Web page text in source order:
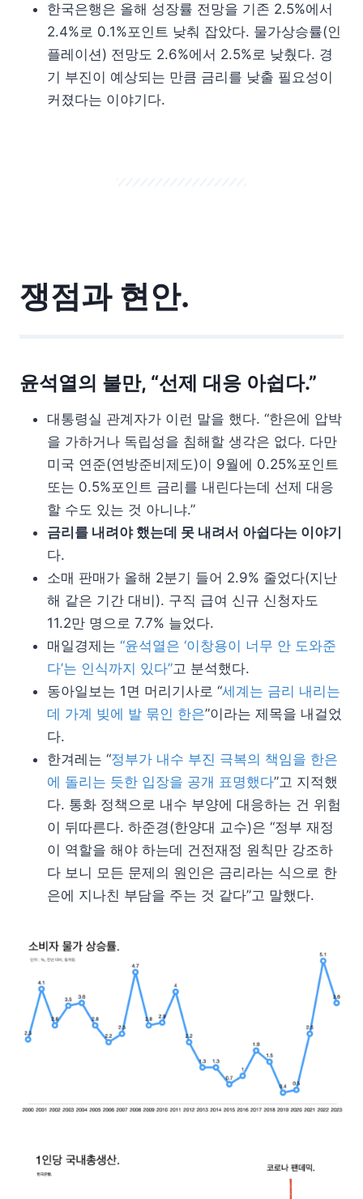
한국은행은 올해 성장률 전망을 기존 2.5%에서
2.4%로 0.1%포인트 낮춰 잡았다. 물가상승률(인
플레이션) 전망도 2.6%에서 2.5%로 낮췄다. 경
기 부진이 예상되는 만큼 금리를 낮출 필요성이
커졌다는 이야기다.
쟁점과 현안.
윤석열의 불만, “선제 대응 아쉽다.”
대통령실 관계자가 이런 말을 했다. “한은에 압박
을 가하거나 독립성을 침해할 생각은 없다. 다만
미국 연준(연방준비제도)이 9월에 0.25%포인트
또는 0.5%포인트 금리를 내린다는데 선제 대응
할 수도 있는 것 아니냐.”
금리를 내려야 했는데 못 내려서 아쉽다는 이야기
다.
소매 판매가 올해 2분기 들어 2.9% 줄었다(지난
해 같은 기간 대비). 구직 급여 신규 신청자도
11.2만 명으로 7.7% 늘었다.
매일경제는 “윤석열은 ‘이창용이 너무 안 도와준
다’는 인식까지 있다”고 분석했다.
동아일보는 1면 머리기사로 “세계는 금리 내리는
데 가계 빚에 발 묶인 한은”이라는 제목을 내걸었
다.
한겨레는 “정부가 내수 부진 극복의 책임을 한은
에 돌리는 듯한 입장을 공개 표명했다”고 지적했
다. 통화 정책으로 내수 부양에 대응하는 건 위험
이 뒤따른다. 하준경(한양대 교수)은 “정부 재정
이 역할을 해야 하는데 건전재정 원칙만 강조하
다 보니 모든 문제의 원인은 금리라는 식으로 한
은에 지나친 부담을 주는 것 같다”고 말했다.